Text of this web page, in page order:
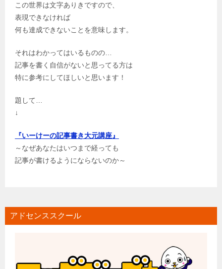
この世界は文字ありきですので、
表現できなければ
何も達成できないことを意味します。
それはわかってはいるものの…
記事を書く自信がないと思ってる方は
特に参考にしてほしいと思います！
題して…
↓
『いーけーの記事書き大元講座』
～なぜあなたはいつまで経っても
記事が書けるようにならないのか～
アドセンススクール